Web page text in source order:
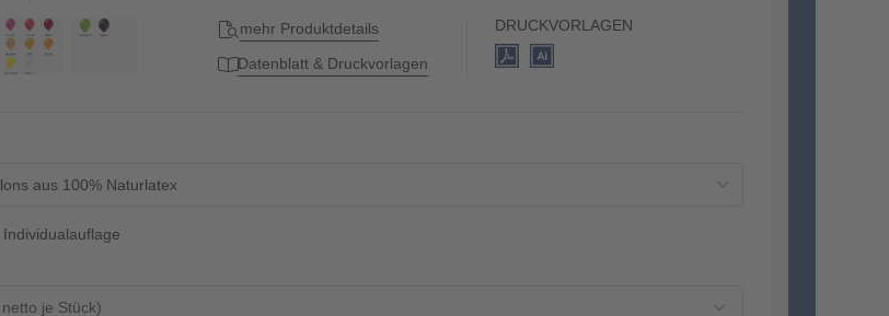
Dieser Luftballon ist heliumgeeignet und ist nach dem Befüllen...
mehr Produktdetails
Datenblatt & Druckvorlagen
DRUCKVORLAGEN
aus 100% Naturlatex
Individualauflage